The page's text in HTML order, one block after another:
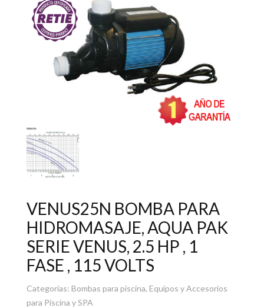
VENUS25N BOMBA PARA
HIDROMASAJE, AQUA PAK
SERIE VENUS, 2.5 HP , 1
FASE , 115 VOLTS
Categorías: Bombas para piscina, Equipos y Accesorios
para Piscina y SPA